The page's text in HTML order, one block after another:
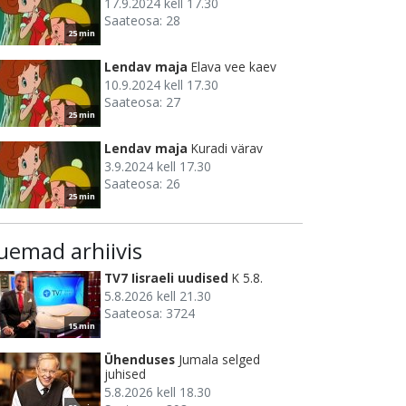
25 min
Saateosa: 28
25 min
Lendav maja Elava vee kaev
10.9.2024 kell 17.30
Saateosa: 27
25 min
Lendav maja Kuradi värav
3.9.2024 kell 17.30
Saateosa: 26
arhiivis
15 min
TV7 Iisraeli uudised K 5.8.
5.8.2026 kell 21.30
Saateosa: 3724
Ühenduses Jumala selged
juhised
5.8.2026 kell 18.30